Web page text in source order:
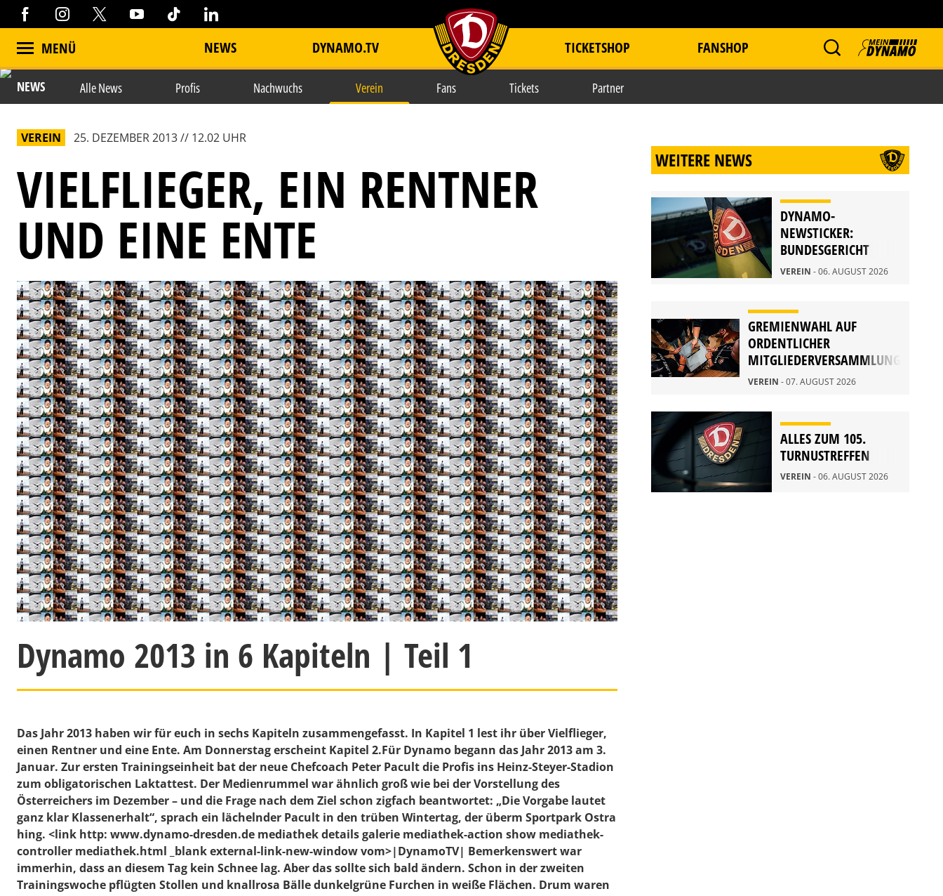
MENÜ NEWS DYNAMO.TV item.title TICKETSHOP FANSHOP
NEWS Alle News Profis Nachwuchs Verein Fans Tickets Partner
VEREIN 25. DEZEMBER 2013 // 12.02 UHR
VIELFLIEGER, EIN RENTNER
UND EINE ENTE
Dynamo 2013 in 6 Kapiteln | Teil 1
Das Jahr 2013 haben wir für euch in sechs Kapiteln zusammengefasst. In Kapitel 1 lest ihr über Vielflieger,
einen Rentner und eine Ente. Am Donnerstag erscheint Kapitel 2.Für Dynamo begann das Jahr 2013 am 3.
Januar. Zur ersten Trainingseinheit bat der neue Chefcoach Peter Pacult die Profis ins Heinz-Steyer-Stadion
zum obligatorischen Laktattest. Der Medienrummel war ähnlich groß wie bei der Vorstellung des
Österreichers im Dezember – und die Frage nach dem Ziel schon zigfach beantwortet: „Die Vorgabe lautet
ganz klar Klassenerhalt“, sprach ein lächelnder Pacult in den trüben Wintertag, der überm Sportpark Ostra
hing. <link http: www.dynamo-dresden.de mediathek details galerie mediathek-action show mediathek-
controller mediathek.html _blank external-link-new-window vom>|DynamoTV| Bemerkenswert war
immerhin, dass an diesem Tag kein Schnee lag. Aber das sollte sich bald ändern. Schon in der zweiten
Trainingswoche pflügten Stollen und knallrosa Bälle dunkelgrüne Furchen in weiße Flächen. Drum waren
WEITERE NEWS
DYNAMO-
NEWSTICKER:
BUNDESGERICHT
WEIST BERUFUNG
VEREIN - 06. AUGUST 2026
GREMIENWAHL AUF
ORDENTLICHER
MITGLIEDERVERSAMMLUNG
2026
VEREIN - 07. AUGUST 2026
ALLES ZUM 105.
TURNUSTREFFEN
VEREIN - 06. AUGUST 2026